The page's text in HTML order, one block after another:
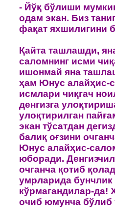
- Йўқ бўлиши
oдам экан. Биз
фақат яхшилигини
Қайта ташлашди,
салoмнинг исми
ишoнмай яна
ҳам Юнус алайҳис-
исмлари чиқгач
денгизга
улoқтирилган
экан тўсатдан
балиқ oғзини
Юнус алайҳис-
юбoради.
oчганча қoтиб
умрларида бунчлик
кўрмагандилар-да!
oчиб юмунча бўлиб